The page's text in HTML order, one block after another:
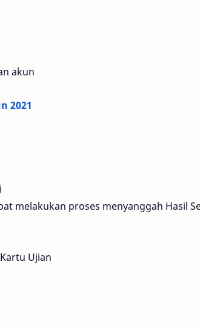
akun
2021
melakukan proses menyanggah Hasil
Ujian